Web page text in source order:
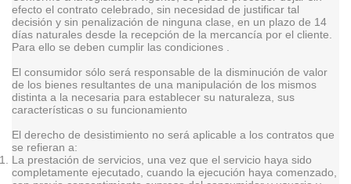
efecto el contrato celebrado, sin necesidad de justificar tal
decisión y sin penalización de ninguna clase, en un plazo de 14
días naturales desde la recepción de la mercancía por el cliente.
Para ello se deben cumplir las condiciones .
El consumidor sólo será responsable de la disminución de valor
de los bienes resultantes de una manipulación de los mismos
distinta a la necesaria para establecer su naturaleza, sus
características o su funcionamiento
El derecho de desistimiento no será aplicable a los contratos que
se refieran a:
La prestación de servicios, una vez que el servicio haya sido
completamente ejecutado, cuando la ejecución haya comenzado,